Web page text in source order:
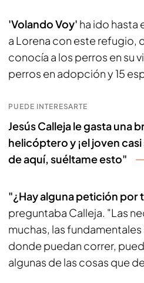
'Volando Voy' ha ido hasta
a Lorena con este refugio,
conocía a los perros en su
perros en adopción y 15
PUEDE INTERESARTE
Jesús Calleja le gasta una
helicóptero y ¡el joven
de aquí, suéltame esto"
"¿Hay alguna petición por
preguntaba Calleja. "Las
muchas, las
donde puedan correr,
algunas de las cosas que